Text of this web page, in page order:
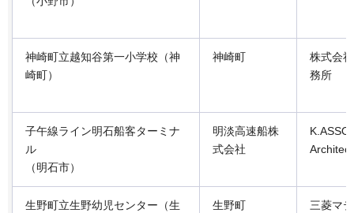
神崎町立越知谷第一小学校（神
崎町）
神崎町
株式会
務所
子午線ライン明石船客ターミナ
ル
（明石市）
明淡高速船株
式会社
生野町立生野幼児センター（生
生野町
三菱マ